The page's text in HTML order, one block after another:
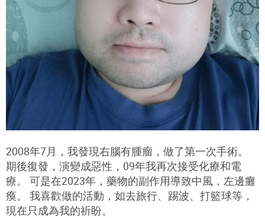
2008年7月，我發現右腦有腫瘤，做了第一次手術。
期後復發，演變成惡性，09年我再次接受化療和電
療。 可是在2023年，藥物的副作用導致中風，左邊癱
瘓。 我喜歡做的活動，如去旅行、踢波、打籃球等，
現在只成為我的祈盼。